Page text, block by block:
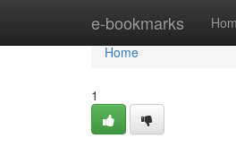
e-bookmarks
Home
Home
1